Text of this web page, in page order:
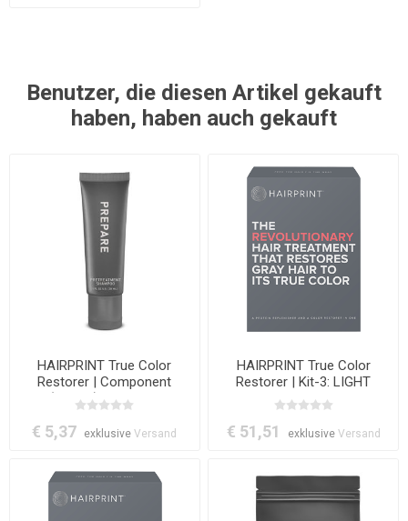
Benutzer, die diesen Artikel gekauft
haben, haben auch gekauft
HAIRPRINT True Color
Restorer | Component
(Step-1): Prepare -
Pretreatment (All Colors)
€ 5,37 exklusiveVersand
HAIRPRINT True Color
Restorer | Kit-3: LIGHT
BROWN
€ 51,51 exklusive Versand